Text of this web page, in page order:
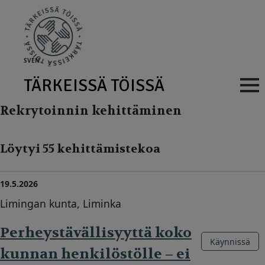
SVEN
TÄRKEISSÄ TÖISSÄ Main
Rekrytoinnin kehittäminen
Löytyi 55 kehittämistekoa
19.5.2026
Limingan kunta, Liminka
Perheystävällisyyttä koko
kunnan henkilöstölle – ei
Käynnissä